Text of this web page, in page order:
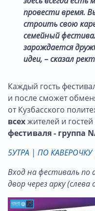
провести время.
строить свою
семейный
зарождается
идеи, – сказал
Каждый гость
и после сможет
от Кузбасского
всехжителей и
фестиваля - группа
5УТРА | ПО КАВЕРОЧКУ |
Вход на фестиваль по
двор через арку